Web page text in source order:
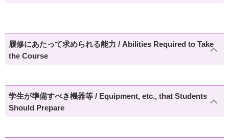
履修にあたって求められる能力 / Abilities Required to Take
the Course
学生が準備すべき機器等 / Equipment, etc., that Students
Should Prepare